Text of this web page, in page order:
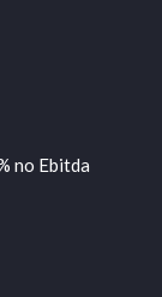
no Ebitda